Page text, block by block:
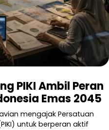
PIKI Ambil Peran
Emas 2045
mengajak Persatuan
untuk berperan aktif